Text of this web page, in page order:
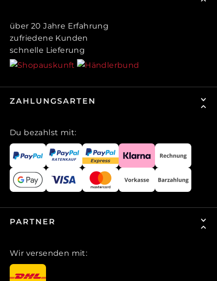
über 20 Jahre Erfahrung
zufriedene Kunden
schnelle Lieferung
ZAHLUNGSARTEN
Du bezahlst mit:
PARTNER
Wir versenden mit: